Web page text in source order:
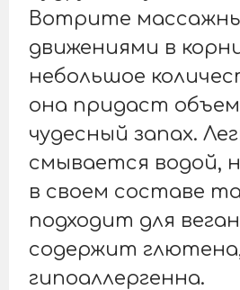
Вотрите
движениями в
небольшое
она придаст
чудесный запах.
смывается водой,
в своем составе
подходит для
содержит
гипоаллергенна.